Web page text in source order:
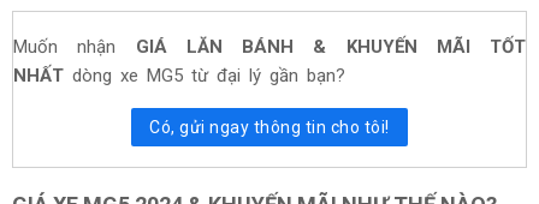
Muốn nhận GIÁ LĂN BÁNH & KHUYẾN MÃI TỐT
NHẤT dòng xe MG5 từ đại lý gần bạn?
Có, gửi ngay thông tin cho tôi!